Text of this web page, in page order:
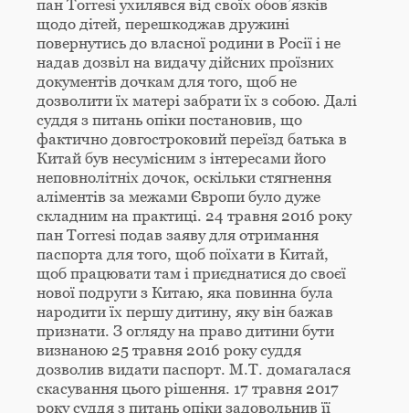
пан Torresi ухилявся від своїх обов’язків
щодо дітей, перешкоджав дружині
повернутись до власної родини в Росії і не
надав дозвіл на видачу дійсних проїзних
документів дочкам для того, щоб не
дозволити їх матері забрати їх з собою. Далі
суддя з питань опіки постановив, що
фактично довгостроковий переїзд батька в
Китай був несумісним з інтересами його
неповнолітніх дочок, оскільки стягнення
аліментів за межами Європи було дуже
складним на практиці. 24 травня 2016 року
пан Torresi подав заяву для отримання
паспорта для того, щоб поїхати в Китай,
щоб працювати там і приєднатися до своєї
нової подруги з Китаю, яка повинна була
народити їх першу дитину, яку він бажав
признати. З огляду на право дитини бути
визнаною 25 травня 2016 року суддя
дозволив видати паспорт. M.T. домагалася
скасування цього рішення. 17 травня 2017
року суддя з питань опіки задовольнив її